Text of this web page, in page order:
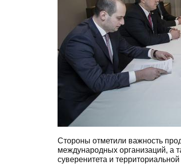
Стороны отметили важность
международных организаций, а
суверенитета и